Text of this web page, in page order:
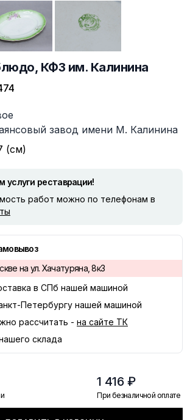
КФЗ им. Калинина
завод имени М. Калинина
(см)
услуги реставрации!
работ можно по телефонам в
на ул. Хачатуряна, 8к3
в СПб нашей машиной
Петербургу нашей машиной
рассчитать - на сайте ТК
склада
1 416 ₽
При безналичной оплате